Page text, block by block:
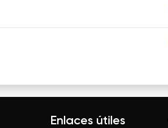
Enlaces útiles